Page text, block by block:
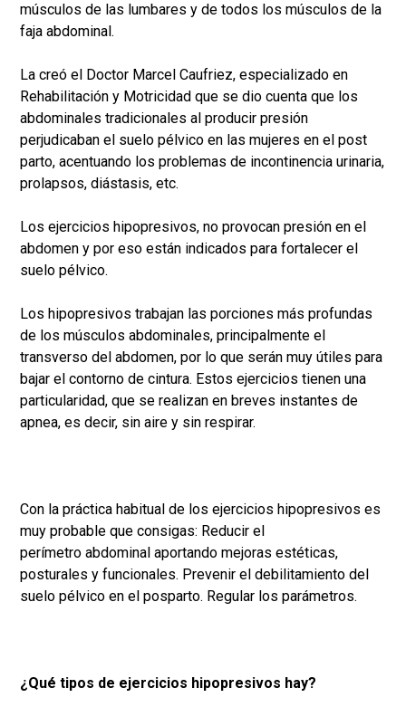
músculos de las lumbares y de todos los músculos de la
faja abdominal.
La creó el Doctor Marcel Caufriez, especializado en
Rehabilitación y Motricidad que se dio cuenta que los
abdominales tradicionales al producir presión
perjudicaban el suelo pélvico en las mujeres en el post
parto, acentuando los problemas de incontinencia urinaria,
prolapsos, diástasis, etc.
Los ejercicios hipopresivos, no provocan presión en el
abdomen y por eso están indicados para fortalecer el
suelo pélvico.
Los hipopresivos trabajan las porciones más profundas
de los músculos abdominales, principalmente el
transverso del abdomen, por lo que serán muy útiles para
bajar el contorno de cintura. Estos ejercicios tienen una
particularidad, que se realizan en breves instantes de
apnea, es decir, sin aire y sin respirar.
Con la práctica habitual de los ejercicios hipopresivos es
muy probable que consigas: Reducir el
perímetro abdominal aportando mejoras estéticas,
posturales y funcionales. Prevenir el debilitamiento del
suelo pélvico en el posparto. Regular los parámetros.
¿Qué tipos de ejercicios hipopresivos hay?